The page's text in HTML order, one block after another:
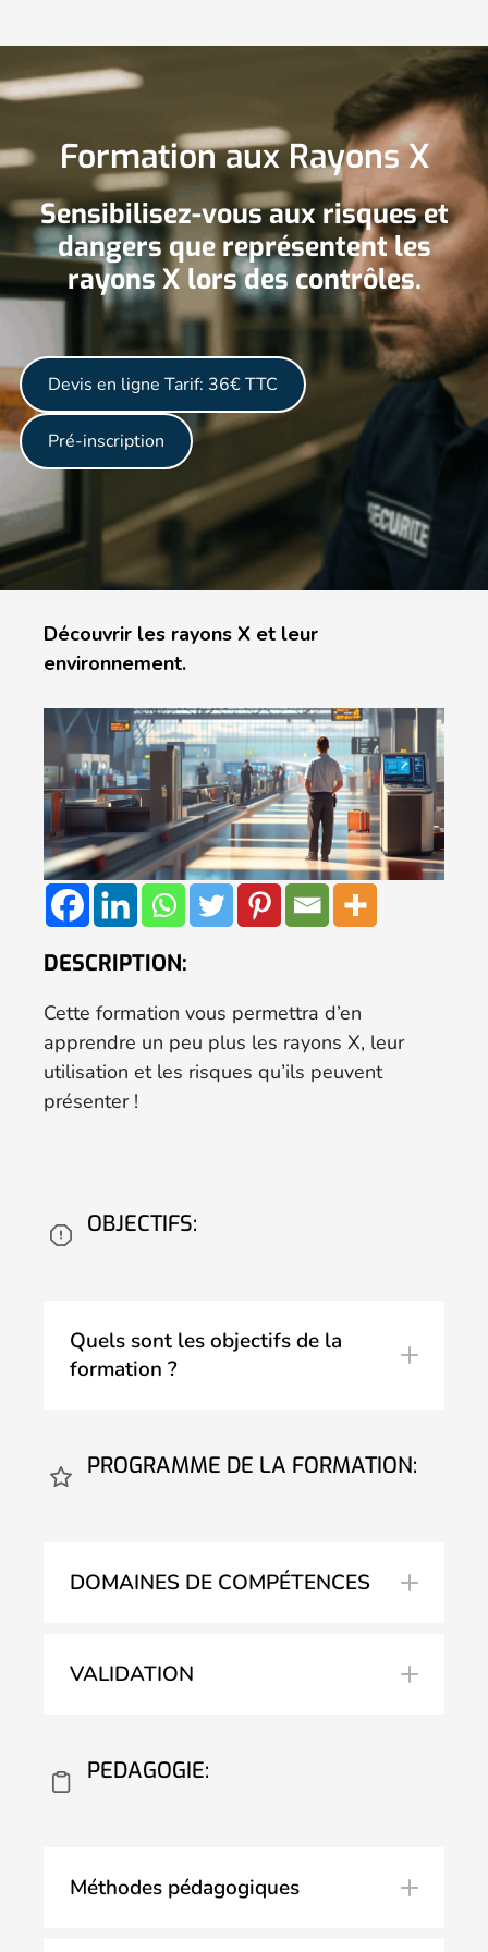
Formation aux Rayons X
Sensibilisez-vous aux risques et
dangers que représentent les
rayons X lors des contrôles.
Devis en ligne Tarif: 36€ TTC
Pré-inscription
Découvrir les rayons X et leur
environnement.
DESCRIPTION:
Cette formation vous permettra d’en
apprendre un peu plus les rayons X, leur
utilisation et les risques qu’ils peuvent
présenter !
OBJECTIFS:
Quels sont les objectifs de la
formation ?
PROGRAMME DE LA FORMATION:
DOMAINES DE COMPÉTENCES
Comprendre les principes de base des
Connaître les propriétés physiques des
VALIDATION
PEDAGOGIE:
Méthodes pédagogiques